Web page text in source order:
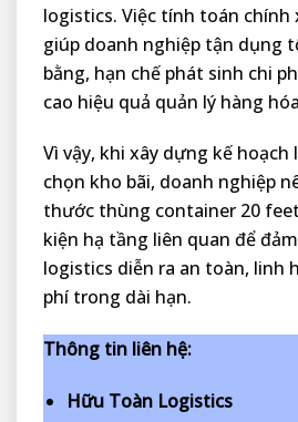
logistics. Việc tính toán chính
giúp doanh nghiệp tận dụng
bằng, hạn chế phát sinh chi
cao hiệu quả quản lý hàng
Vì vậy, khi xây dựng kế
chọn kho bãi, doanh nghiệp
thước thùng container 20
kiện hạ tầng liên quan để
logistics diễn ra an toàn, linh
phí trong dài hạn.
Thông tin liên hệ:
Hữu Toàn Logistics